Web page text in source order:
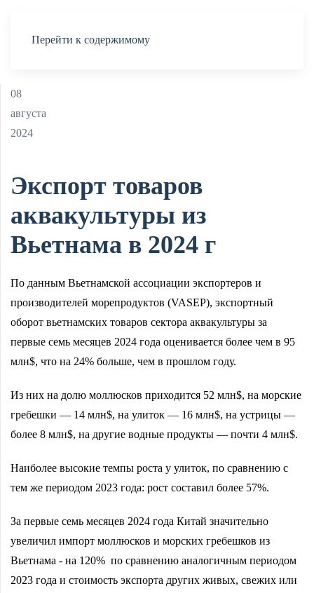
Перейти к содержимому
08
августа
2024
Экспорт товаров
аквакультуры из
Вьетнама в 2024 г
По данным Вьетнамской ассоциации экспортеров и
производителей морепродуктов (VASEP), экспортный
оборот вьетнамских товаров сектора аквакультуры за
первые семь месяцев 2024 года оценивается более чем в 95
млн$, что на 24% больше, чем в прошлом году.
Из них на долю моллюсков приходится 52 млн$, на морские
гребешки — 14 млн$, на улиток — 16 млн$, на устрицы —
более 8 млн$, на другие водные продукты — почти 4 млн$.
Наиболее высокие темпы роста у улиток, по сравнению с
тем же периодом 2023 года: рост составил более 57%.
За первые семь месяцев 2024 года Китай значительно
увеличил импорт моллюсков и морских гребешков из
Вьетнама - на 120% по сравнению аналогичным периодом
2023 года и стоимость экспорта других живых, свежих или